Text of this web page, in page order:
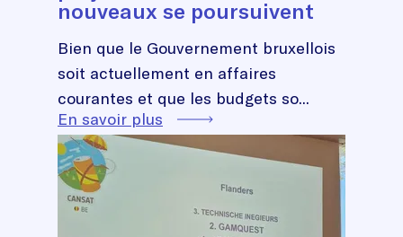
nouveaux se poursuivent
Bien que le Gouvernement bruxellois
soit actuellement en affaires
courantes et que les budgets so...
En savoir plus